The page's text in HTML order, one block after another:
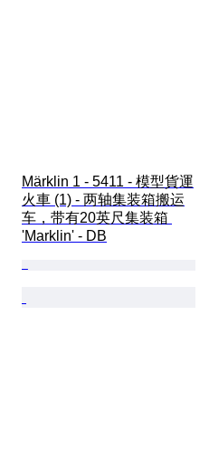
Märklin 1 - 5411 - 模型貨運
火車 (1) - 两轴集装箱搬运
车，带有20英尺集装箱
'Marklin' - DB